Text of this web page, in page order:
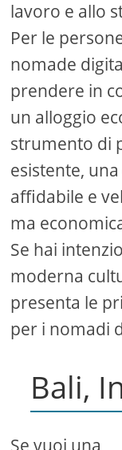
lavoro e allo
Per le
nomade
prendere in
un alloggio
strumento di
esistente,
affidabile e
ma
Se hai
moderna
presenta le
per i nomadi
Bali,
Se vuoi una